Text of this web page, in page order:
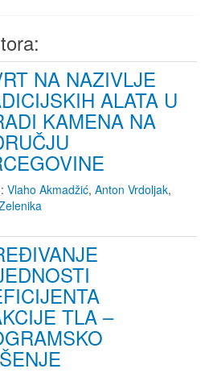
NA NAZIVLJE
ALATA U
KAMENA NA
Vlaho Akmadžić, Anton Vrdoljak,
TLA –